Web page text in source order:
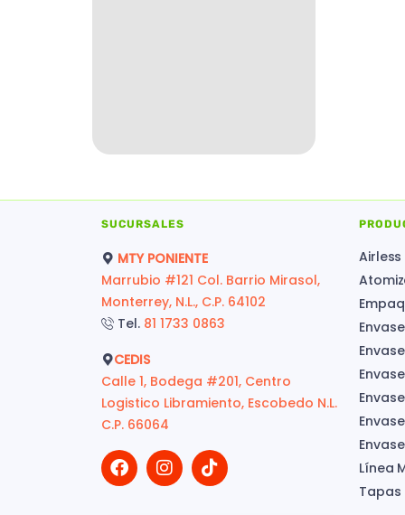
SUCURSALES
MTY PONIENTE
Marrubio #121 Col. Barrio Mirasol,
Monterrey, N.L., C.P. 64102
Tel. 81 1733 0863
CEDIS
Calle 1, Bodega #201, Centro
Logistico Libramiento, Escobedo N.L.
C.P. 66064
Airless
Línea
Tapas